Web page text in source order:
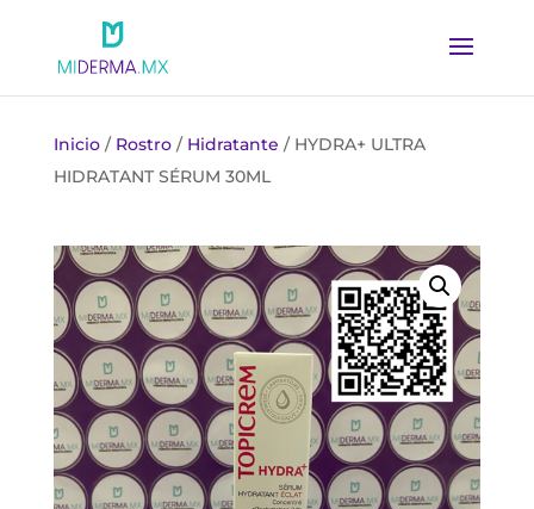
Inicio/ Rostro/ Hidratante / HYDRA+ ULTRA
HIDRATANT SÉRUM 30ML